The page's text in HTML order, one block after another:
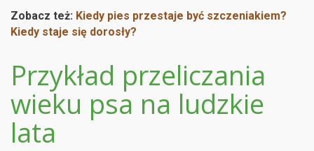
Zobacz też: Kiedy pies przestaje być szczeniakiem?
Kiedy staje się dorosły?
Przykład przeliczania
wieku psa na ludzkie
lata